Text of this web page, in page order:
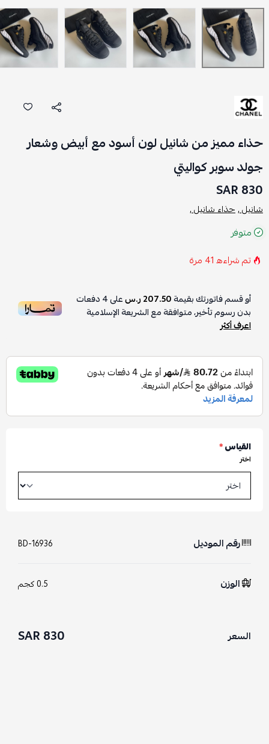
حذاء مميز من شانيل لون أسود مع أبيض وشعار
جولد سوبر كواليتي
830 SAR
شانيل ,حذاء شانيل ,
متوفر
تم شراءه41 مرة
أو قسم فاتورتك بقيمة207.50 ر.س على4دفعات
بدون رسوم تأخير، متوافقة مع الشريعة الإسلامية
اعرف أكثر
القياس*
اختر
رقم الموديل BD-16936
الوزن 0.5 كجم
السعر 830 SAR